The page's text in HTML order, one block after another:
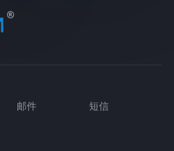
邮件
短信